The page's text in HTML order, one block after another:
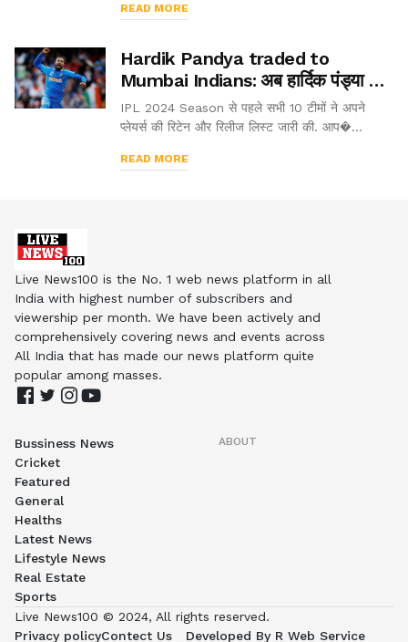
League to be held in Kenya. He was bagged
READ MORE
Hardik Pandya traded to
Mumbai Indians: अब हार्दिक पंड्या की
मुंबई इंडियंस में वापसी
IPL 2024 Season से पहले सभी 10 टीमों ने अपने
प्लेयर्स की रिटेन और रिलीज लिस्ट जारी की. आप�...
READ MORE
Live News100 is the No. 1 web news platform in all
India with highest number of subscribers and
viewership per month. We have been actively and
comprehensively covering news and events across
All India that has made our news platform quite
popular among masses.
Bussiness News
Cricket
Featured
General
Healths
Latest News
Lifestyle News
Real Estate
Sports
ABOUT
Live News100 © 2024, All rights reserved.
Privacy policyContect Us Developed By R Web Service